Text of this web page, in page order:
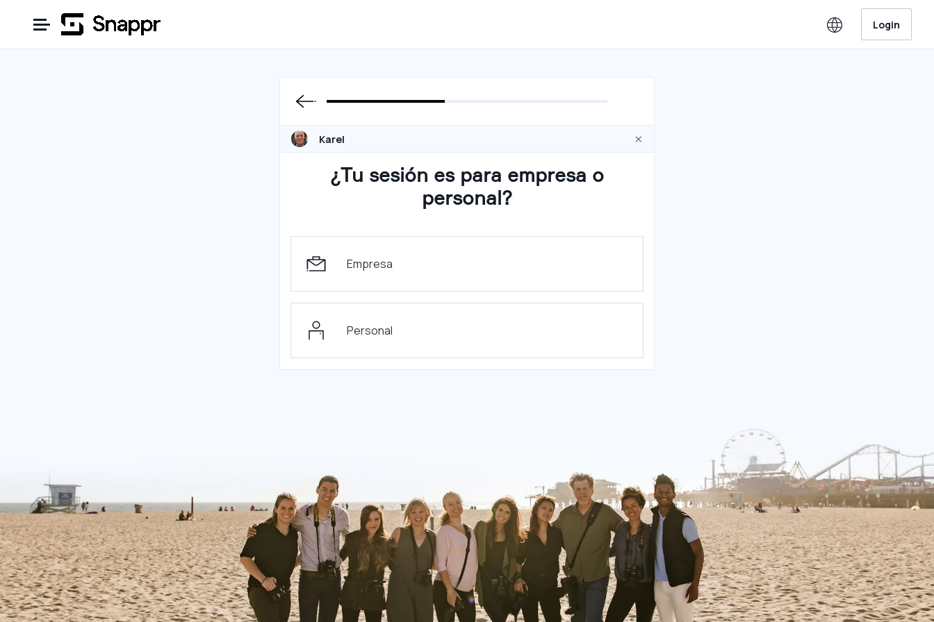
Login
Karel ×
¿Tu sesión es para empresa o
personal?
Empresa
Personal